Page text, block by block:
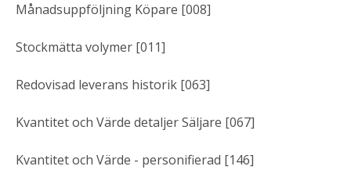
Månadsuppföljning Köpare [008]
Stockmätta volymer [011]
Redovisad leverans historik [063]
Kvantitet och Värde detaljer Säljare [067]
Kvantitet och Värde - personifierad [146]